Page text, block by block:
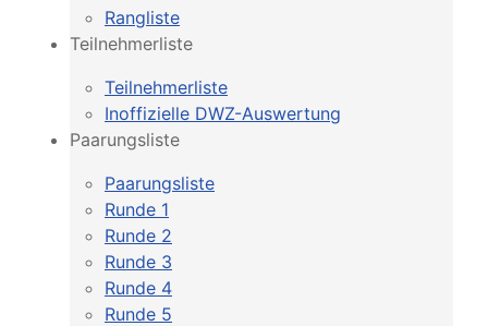
Rangliste
Teilnehmerliste
Teilnehmerliste
Inoffizielle DWZ-Auswertung
Paarungsliste
Paarungsliste
Runde 1
Runde 2
Runde 3
Runde 4
Runde 5